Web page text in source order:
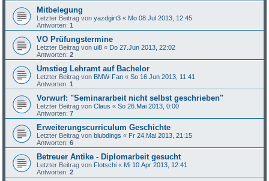
Mitbelegung
Letzter Beitrag vonyazdgirt3 « Mo 08.Jul 2013, 12:45
Antworten:1
VO Prüfungstermine
Letzter Beitrag vonui8 « Do 27.Jun 2013, 22:02
Antworten:2
Umstieg Lehramt auf Bachelor
Letzter Beitrag von BMW-Fan «So 16.Jun 2013, 11:41
Antworten:1
Vorwurf: "Seminararbeit nicht selbst geschrieben"
Letzter Beitrag vonClaus «So 26.Mai 2013, 0:00
Antworten:7
Erweiterungscurriculum Geschichte
Letzter Beitrag vonblubdings « Fr 24.Mai 2013, 21:15
Antworten:6
Betreuer Antike - Diplomarbeit gesucht
Letzter Beitrag von Flotschi « Mi 10.Apr 2013, 12:41
Antworten:2